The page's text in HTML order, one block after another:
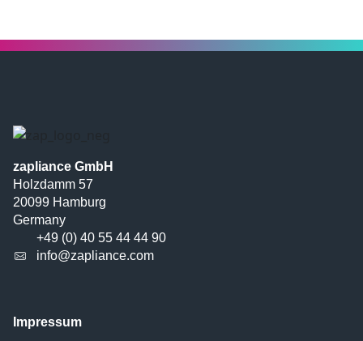
zapliance GmbH
Holzdamm 57
20099 Hamburg
Germany
+49 (0) 40 55 44 44 90
info@zapliance.com
Impressum